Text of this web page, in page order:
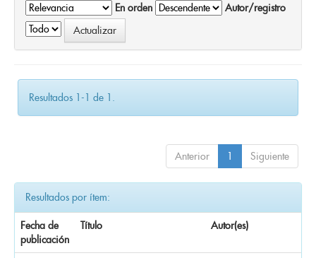
En orden
Autor/registro
Resultados 1-1 de 1.
Anterior 1 Siguiente
Resultados por ítem:
Fecha de
publicación
Título Autor(es)